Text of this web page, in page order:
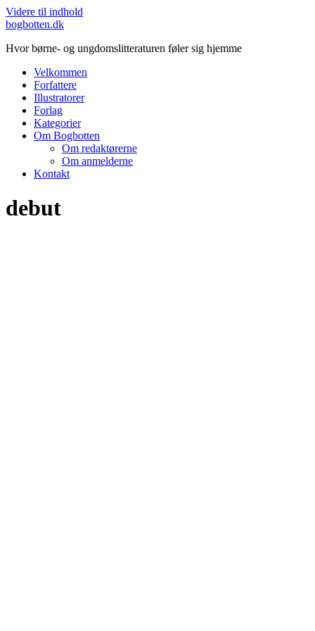
Videre til indhold
bogbotten.dk
Hvor børne- og ungdomslitteraturen føler sig hjemme
Velkommen
Forfattere
Illustratorer
Forlag
Kategorier
Om Bogbotten
Om redaktørerne
Om anmelderne
Kontakt
debut